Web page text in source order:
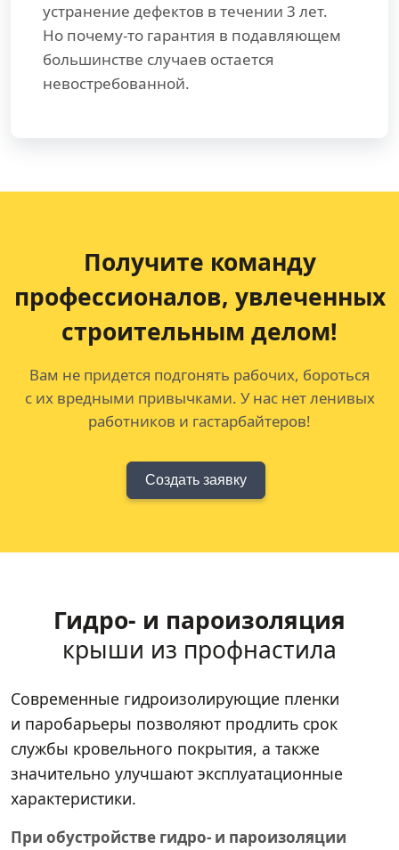
устранение дефектов в течении 3 лет.
Но почему-то гарантия в подавляющем
большинстве случаев остается
невостребованной.
Получите команду
профессионалов, увлеченных
строительным делом!
Вам не придется подгонять рабочих, бороться
с их вредными привычками. У нас нет ленивых
работников и гастарбайтеров!
Создать заявку
Гидро- и пароизоляция
крыши из профнастила
Современные гидроизолирующие пленки
и паробарьеры позволяют продлить срок
службы кровельного покрытия, а также
значительно улучшают эксплуатационные
характеристики.
При обустройстве гидро- и пароизоляции